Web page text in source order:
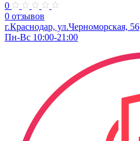
0
0 отзывов
г.Краснодар, ул.Черноморская, 56
Пн-Вс 10:00-21:00